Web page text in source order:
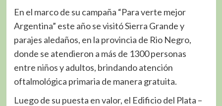
En el marco de su campaña “Para verte mejor
Argentina” este año se visitó Sierra Grande y
parajes aledaños, en la provincia de Rio Negro,
donde se atendieron a más de 1300 personas
entre niños y adultos, brindando atención
oftalmológica primaria de manera gratuita.
Luego de su puesta en valor, el Edificio del Plata –